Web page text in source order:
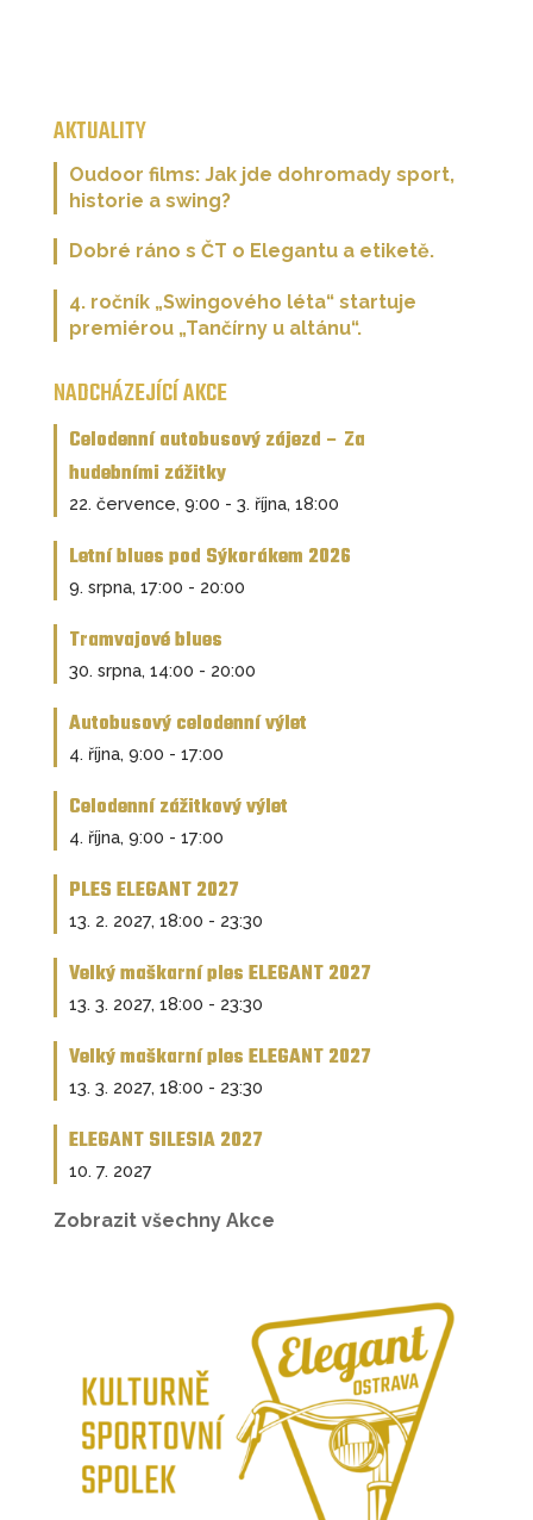
AKTUALITY
Oudoor films: Jak jde dohromady sport,
historie a swing?
Dobré ráno s ČT o Elegantu a etiketě.
4. ročník „Swingového léta“ startuje
premiérou „Tančírny u altánu“.
NADCHÁZEJÍCÍ AKCE
Celodenní autobusový zájezd – Za
hudebními zážitky
22. července, 9:00 - 3. října, 18:00
Letní blues pod Sýkorákem 2026
9. srpna, 17:00 - 20:00
Tramvajové blues
30. srpna, 14:00 - 20:00
Autobusový celodenní výlet
4. října, 9:00 - 17:00
Celodenní zážitkový výlet
4. října, 9:00 - 17:00
PLES ELEGANT 2027
13. 2. 2027, 18:00 - 23:30
Velký maškarní ples ELEGANT 2027
13. 3. 2027, 18:00 - 23:30
Velký maškarní ples ELEGANT 2027
13. 3. 2027, 18:00 - 23:30
ELEGANT SILESIA 2027
10. 7. 2027
Zobrazit všechny Akce